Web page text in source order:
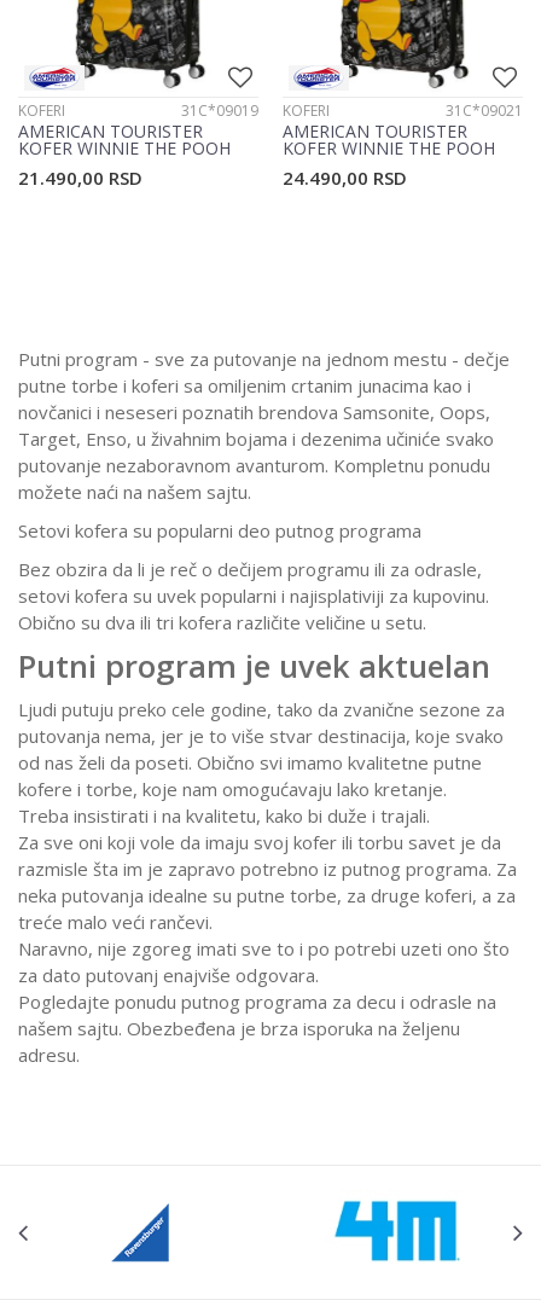
KOFERI 31C*09019
AMERICAN TOURISTER
KOFER WINNIE THE POOH
21.490,00 RSD
KOFERI 31C*09021
AMERICAN TOURISTER
KOFER WINNIE THE POOH
24.490,00 RSD
Putni program - sve za putovanje na jednom mestu - dečje
putne torbe i koferi sa omiljenim crtanim junacima kao i
novčanici i neseseri poznatih brendova Samsonite, Oops,
Target, Enso, u živahnim bojama i dezenima učiniće svako
putovanje nezaboravnom avanturom. Kompletnu ponudu
možete naći na našem sajtu.
Setovi kofera su popularni deo putnog programa
Bez obzira da li je reč o dečijem programu ili za odrasle,
setovi kofera su uvek popularni i najisplativiji za kupovinu.
Obično su dva ili tri kofera različite veličine u setu.
Putni program je uvek aktuelan
Ljudi putuju preko cele godine, tako da zvanične sezone za
putovanja nema, jer je to više stvar destinacija, koje svako
od nas želi da poseti. Obično svi imamo kvalitetne putne
kofere i torbe, koje nam omogućavaju lako kretanje.
Treba insistirati i na kvalitetu, kako bi duže i trajali.
Za sve oni koji vole da imaju svoj kofer ili torbu savet je da
razmisle šta im je zapravo potrebno iz putnog programa. Za
neka putovanja idealne su putne torbe, za druge koferi, a za
treće malo veći rančevi.
Naravno, nije zgoreg imati sve to i po potrebi uzeti ono što
za dato putovanj enajviše odgovara.
Pogledajte ponudu putnog programa za decu i odrasle na
našem sajtu. Obezbeđena je brza isporuka na željenu
adresu.